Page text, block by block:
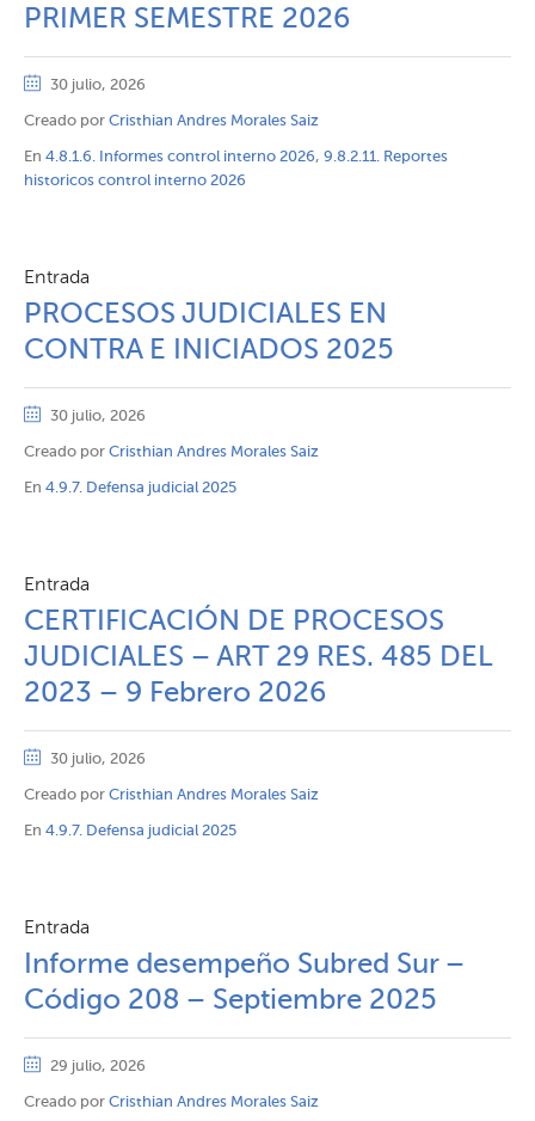
PRIMER SEMESTRE 2026
30 julio, 2026
Creado por Cristhian Andres Morales Saiz
En 4.8.1.6. Informes control interno 2026, 9.8.2.11. Reportes
historicos control interno 2026
Entrada
PROCESOS JUDICIALES EN
CONTRA E INICIADOS 2025
30 julio, 2026
Creado por Cristhian Andres Morales Saiz
En 4.9.7. Defensa judicial 2025
Entrada
CERTIFICACIÓN DE PROCESOS
JUDICIALES – ART 29 RES. 485 DEL
2023 – 9 Febrero 2026
30 julio, 2026
Creado por Cristhian Andres Morales Saiz
En 4.9.7. Defensa judicial 2025
Entrada
Informe desempeño Subred Sur –
Código 208 – Septiembre 2025
29 julio, 2026
Creado por Cristhian Andres Morales Saiz